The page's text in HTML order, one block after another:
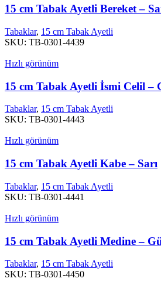
15 cm Tabak Ayetli Bereket –
Tabaklar, 15 cm Tabak Ayetli
SKU: TB-0301-4439
Hızlı görünüm
15 cm Tabak Ayetli İsmi Celil –
Tabaklar, 15 cm Tabak Ayetli
SKU: TB-0301-4443
Hızlı görünüm
15 cm Tabak Ayetli Kabe – Sarı
Tabaklar, 15 cm Tabak Ayetli
SKU: TB-0301-4441
Hızlı görünüm
15 cm Tabak Ayetli Medine –
Tabaklar, 15 cm Tabak Ayetli
SKU: TB-0301-4450